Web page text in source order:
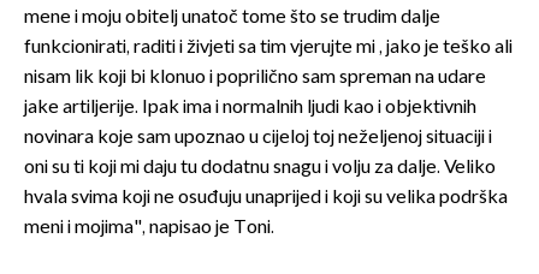
mene i moju obitelj unatoč tome što se trudim dalje
funkcionirati, raditi i živjeti sa tim vjerujte mi , jako je teško ali
nisam lik koji bi klonuo i poprilično sam spreman na udare
jake artiljerije. Ipak ima i normalnih ljudi kao i objektivnih
novinara koje sam upoznao u cijeloj toj neželjenoj situaciji i
oni su ti koji mi daju tu dodatnu snagu i volju za dalje. Veliko
hvala svima koji ne osuđuju unaprijed i koji su velika podrška
meni i mojima", napisao je Toni.